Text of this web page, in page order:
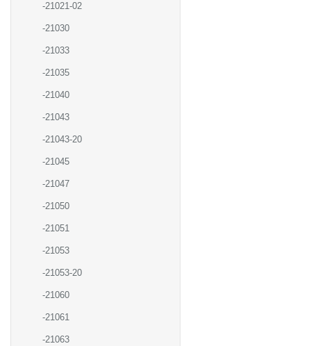
-21021-02
-21030
-21033
-21035
-21040
-21043
-21043-20
-21045
-21047
-21050
-21051
-21053
-21053-20
-21060
-21061
-21063